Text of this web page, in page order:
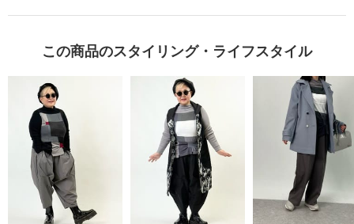
この商品のスタイリング・ライフスタイル